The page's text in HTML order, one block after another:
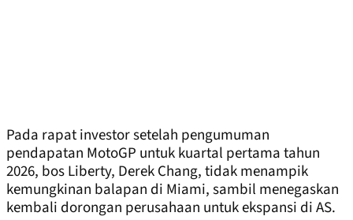
Pada rapat investor setelah pengumuman
pendapatan MotoGP untuk kuartal pertama tahun
2026, bos Liberty, Derek Chang, tidak menampik
kemungkinan balapan di Miami, sambil menegaskan
kembali dorongan perusahaan untuk ekspansi di AS.